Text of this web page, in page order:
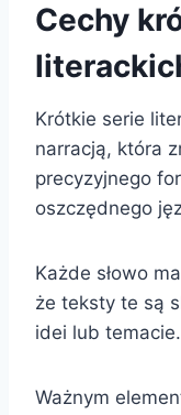
Cechy
Krótkie serie
narracją, która
precyzyjnego
oszczędnego
Każde słowo
że teksty te są
idei lub temacie.
Ważnym